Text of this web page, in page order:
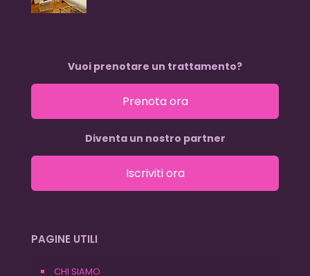
Vuoi prenotare un trattamento?
Prenota ora
Diventa un nostro partner
Iscriviti ora
PAGINE UTILI
CHI SIAMO